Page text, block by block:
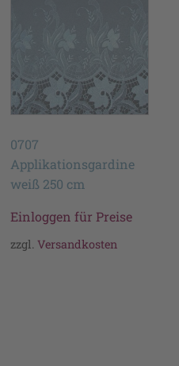
0707
Applikationsgardine
weiß 250 cm
Einloggen für Preise
zzgl.Versandkosten